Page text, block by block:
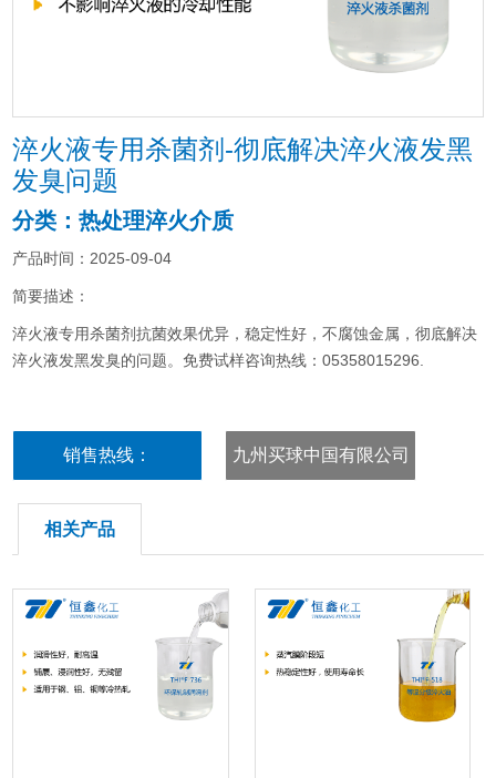
淬火液专用杀菌剂-彻底解决淬火液发黑
发臭问题
分类：热处理淬火介质
产品时间：2025-09-04
简要描述：
淬火液专用杀菌剂抗菌效果优异，稳定性好，不腐蚀金属，彻底解决
淬火液发黑发臭的问题。免费试样咨询热线：05358015296.
销售热线：
18396600176
九州买球中国有限公司
相关产品